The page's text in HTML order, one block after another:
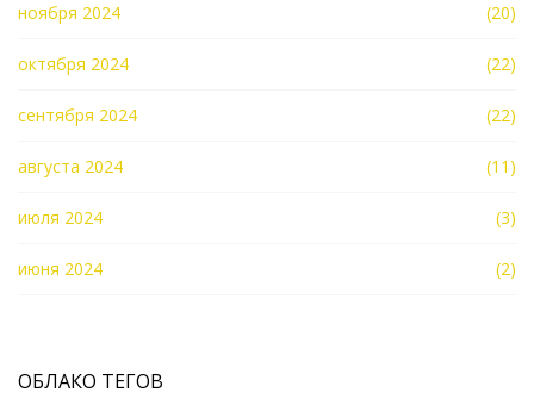
ноября 2024 (20)
октября 2024 (22)
сентября 2024 (22)
августа 2024 (11)
июля 2024 (3)
июня 2024 (2)
ОБЛАКО ТЕГОВ